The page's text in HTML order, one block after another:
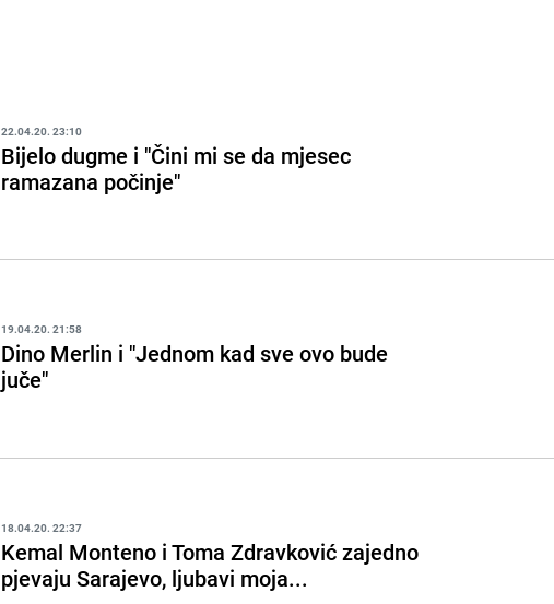
22.04.20. 23:10
Bijelo dugme i "Čini mi se da mjesec
ramazana počinje"
19.04.20. 21:58
Dino Merlin i "Jednom kad sve ovo bude
juče"
18.04.20. 22:37
Kemal Monteno i Toma Zdravković zajedno
pjevaju Sarajevo, ljubavi moja...